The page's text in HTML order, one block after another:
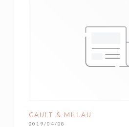
GAULT & MILLAU
2019/04/08